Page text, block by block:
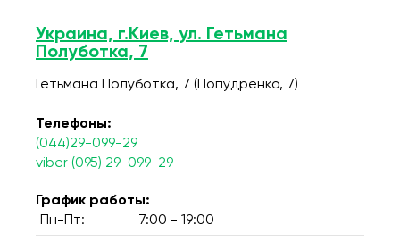
Украина, г.Киев, ул. Гетьмана
Полуботка, 7
Гетьмана Полуботка, 7 (Попудренко, 7)
Телефоны:
(044)29-099-29
viber (095) 29-099-29
График работы:
Пн-Пт:
7:00 - 19:00